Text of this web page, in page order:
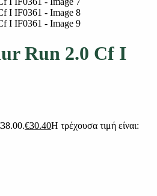
Run 2.0 Cf I
€30.40Η τρέχουσα τιμή είναι: